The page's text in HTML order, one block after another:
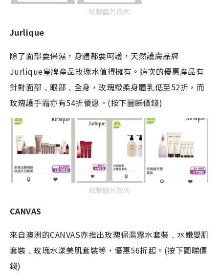
點擊圖片放大
Jurlique
除了面部要保濕，身體都要呵護，天然護膚品牌
Jurlique皇牌產品玫瑰水值得擁有。這次的優惠產品有
針對面部﹑眼部﹑全身，玫瑰緻柔身體乳低至52折，而
玫瑰護手霜亦有54折優惠。(按下圖睇價錢)
點擊圖片放大
CANVAS
來自澳洲的CANVAS亦推出玫瑰保濕露水套裝﹑水嫩嬰肌
套裝﹑玫瑰水漾美肌套裝等，優惠56折起。(按下圖睇價
錢)